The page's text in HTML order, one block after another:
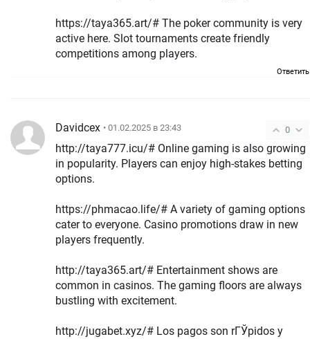
https://taya365.art/# The poker community is very
active here. Slot tournaments create friendly
competitions among players.
Ответить
0
Davidcex • 01.02.2025 в 23:43
http://taya777.icu/# Online gaming is also growing
in popularity. Players can enjoy high-stakes betting
options.
https://phmacao.life/# A variety of gaming options
cater to everyone. Casino promotions draw in new
players frequently.
http://taya365.art/# Entertainment shows are
common in casinos. The gaming floors are always
bustling with excitement.
http://jugabet.xyz/# Los pagos son rГЎpidos y